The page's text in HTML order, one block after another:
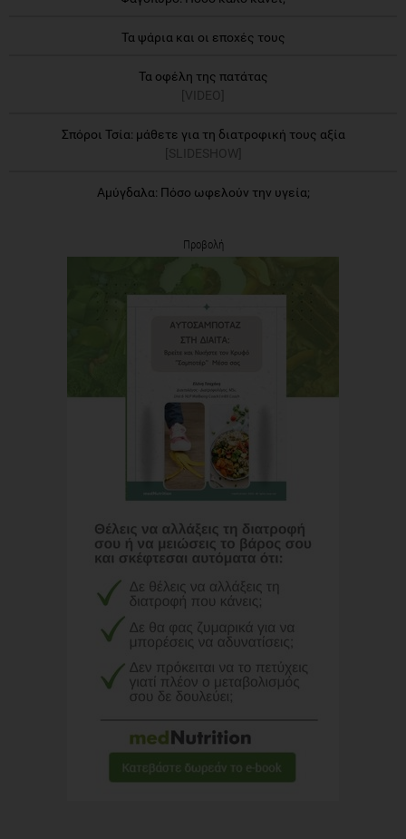
Τα ψάρια και οι εποχές τους
Τα οφέλη της πατάτας
[VIDEO]
Σπόροι Τσία: μάθετε για τη διατροφική τους αξία
[SLIDESHOW]
Αμύγδαλα: Πόσο ωφελούν την υγεία;
Προβολή